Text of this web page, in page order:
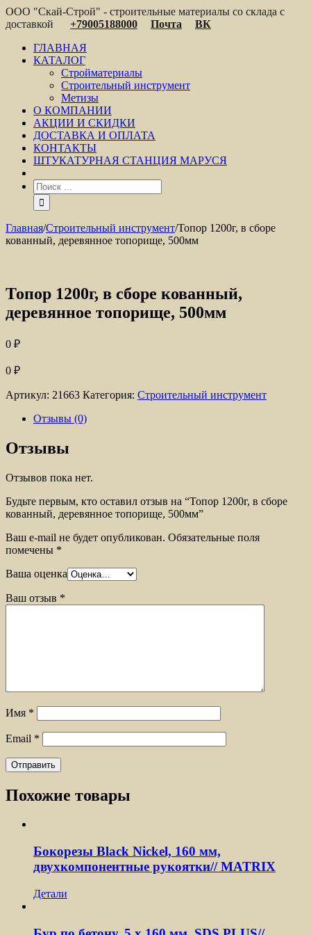
ООО "Скай-Строй" - строительные материалы со склада с
доставкой
+79005188000 Почта
ВК
ГЛАВНАЯ
КАТАЛОГ
Стройматериалы
Строительный инструмент
Метизы
О КОМПАНИИ
АКЦИИ И СКИДКИ
ДОСТАВКА И ОПЛАТА
КОНТАКТЫ
ШТУКАТУРНАЯ СТАНЦИЯ МАРУСЯ
Главная/Строительный инструмент/Топор 1200г, в сборе
кованный, деревянное топорище, 500мм
Топор 1200г, в сборе кованный,
деревянное топорище, 500мм
0 ₽
0 ₽
Артикул: 21663 Категория: Строительный инструмент
Отзывы (0)
Отзывы
Отзывов пока нет.
Будьте первым, кто оставил отзыв на “Топор 1200г, в сборе
кованный, деревянное топорище, 500мм”
Ваш e-mail не будет опубликован. Обязательные поля
помечены *
Ваша оценка
Ваш отзыв *
Имя *
Email *
Похожие товары
Бокорезы Black Nickel, 160 мм,
двухкомпонентные рукоятки// MATRIX
Детали